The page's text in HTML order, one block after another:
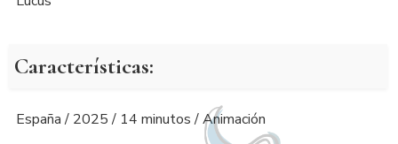
Características:
España / 2025 / 14 minutos / Animación